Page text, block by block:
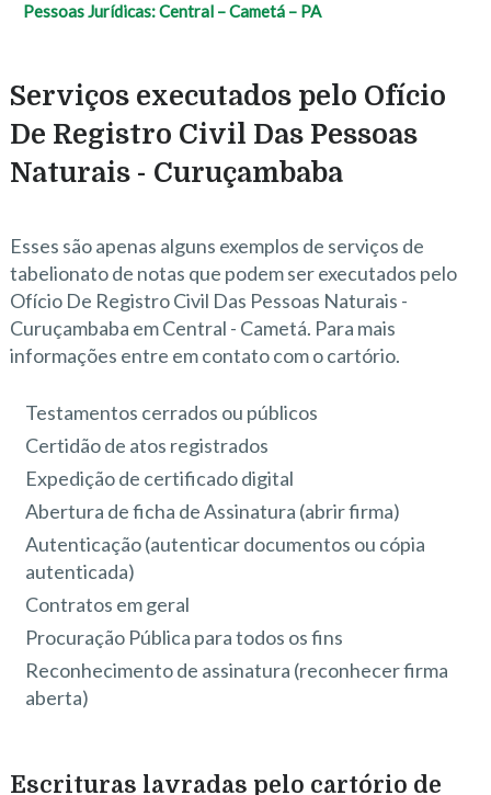
Pessoas Jurídicas: Central – Cametá – PA
Serviços executados pelo Ofício
De Registro Civil Das Pessoas
Naturais - Curuçambaba
Esses são apenas alguns exemplos de serviços de
tabelionato de notas que podem ser executados pelo
Ofício De Registro Civil Das Pessoas Naturais -
Curuçambaba em Central - Cametá. Para mais
informações entre em contato com o cartório.
Testamentos cerrados ou públicos
Certidão de atos registrados
Expedição de certificado digital
Abertura de ficha de Assinatura (abrir firma)
Autenticação (autenticar documentos ou cópia
autenticada)
Contratos em geral
Procuração Pública para todos os fins
Reconhecimento de assinatura (reconhecer firma
aberta)
Escrituras lavradas pelo cartório de